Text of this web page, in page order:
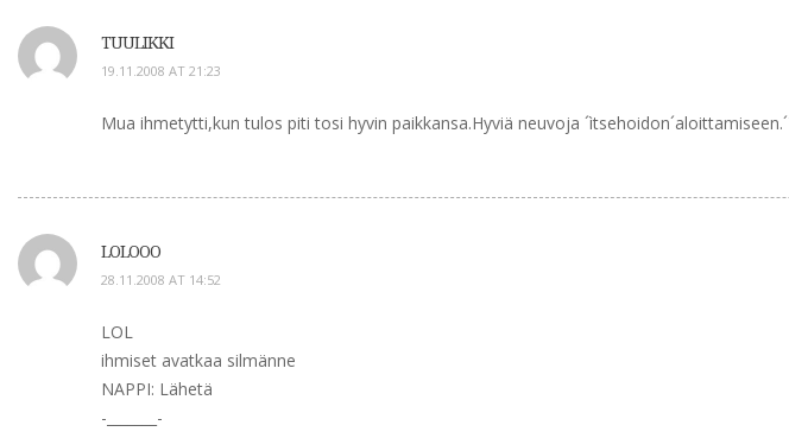
TUULIKKI
19.11.2008 AT 21:23
Mua ihmetytti,kun tulos piti tosi hyvin paikkansa.Hyviä neuvoja
LOLOOO
28.11.2008 AT 14:52
LOL
ihmiset avatkaa silmänne
NAPPI: Lähetä
-_______-